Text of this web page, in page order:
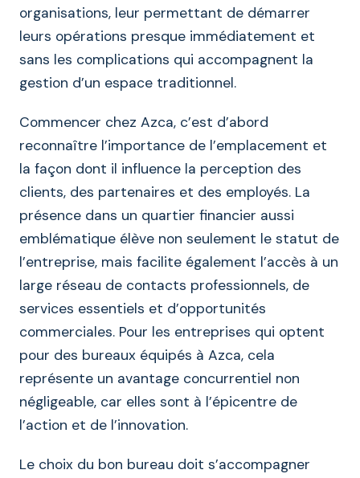
organisations, leur permettant de démarrer
leurs opérations presque immédiatement et
sans les complications qui accompagnent la
gestion d’un espace traditionnel.
Commencer chez Azca, c’est d’abord
reconnaître l’importance de l’emplacement et
la façon dont il influence la perception des
clients, des partenaires et des employés. La
présence dans un quartier financier aussi
emblématique élève non seulement le statut de
l’entreprise, mais facilite également l’accès à un
large réseau de contacts professionnels, de
services essentiels et d’opportunités
commerciales. Pour les entreprises qui optent
pour des bureaux équipés à Azca, cela
représente un avantage concurrentiel non
négligeable, car elles sont à l’épicentre de
l’action et de l’innovation.
Le choix du bon bureau doit s’accompagner